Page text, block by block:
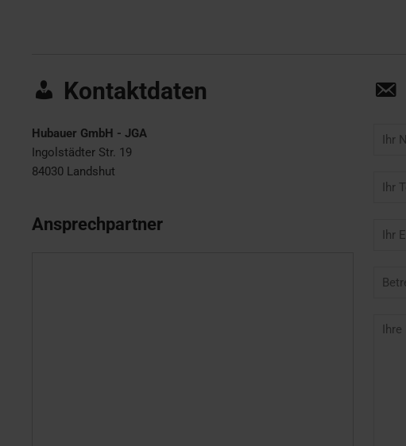
Kontaktdaten
Hubauer GmbH - JGA
Ingolstädter Str. 19
84030 Landshut
Ansprechpartner